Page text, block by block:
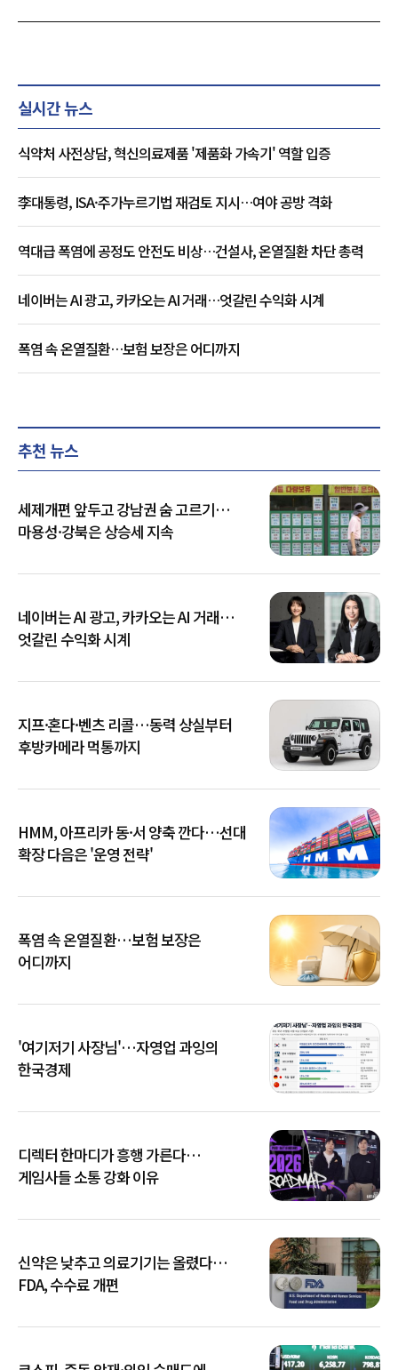
실시간 뉴스
식약처 사전상담, 혁신의료제품 '제품화 가속기' 역할 입증
李대통령, ISA·주가누르기법 재검토 지시…여야 공방 격화
역대급 폭염에 공정도 안전도 비상…건설사, 온열질환 차단 총력
네이버는 AI 광고, 카카오는 AI 거래…엇갈린 수익화 시계
폭염 속 온열질환…보험 보장은 어디까지
추천 뉴스
세제개편 앞두고 강남권 숨 고르기…
마용성·강북은 상승세 지속
네이버는 AI 광고, 카카오는 AI 거래…
엇갈린 수익화 시계
지프·혼다·벤츠 리콜…동력 상실부터
후방카메라 먹통까지
HMM, 아프리카 동·서 양축 깐다…선대
확장 다음은 '운영 전략'
폭염 속 온열질환…보험 보장은
어디까지
'여기저기 사장님'…자영업 과잉의
한국경제
디렉터 한마디가 흥행 가른다…
게임사들 소통 강화 이유
신약은 낮추고 의료기기는 올렸다…
FDA, 수수료 개편